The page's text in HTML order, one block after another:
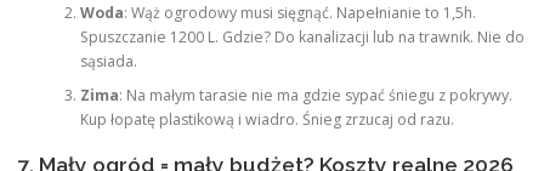
Woda: Wąż ogrodowy musi sięgnąć. Napełnianie to 1,5h.
Spuszczanie 1200 L. Gdzie? Do kanalizacji lub na trawnik. Nie do
sąsiada.
Zima: Na małym tarasie nie ma gdzie sypać śniegu z pokrywy.
Kup łopatę plastikową i wiadro. Śnieg zrzucaj od razu.
7. Mały ogród = mały budżet? Koszty realne 2026